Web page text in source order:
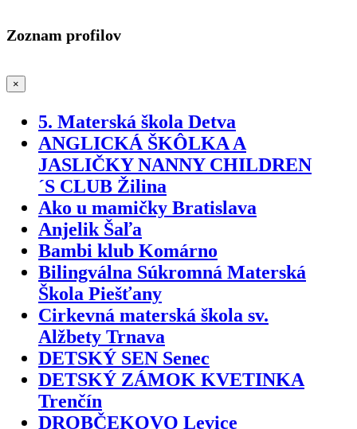
Zoznam profilov
×
5. Materská škola Detva
ANGLICKÁ ŠKÔLKA A
JASLIČKY NANNY CHILDREN
´S CLUB Žilina
Ako u mamičky Bratislava
Anjelik Šaľa
Bambi klub Komárno
Bilingválna Súkromná Materská
Škola Piešťany
Cirkevná materská škola sv.
Alžbety Trnava
DETSKÝ SEN Senec
DETSKÝ ZÁMOK KVETINKA
Trenčín
DROBČEKOVO Levice